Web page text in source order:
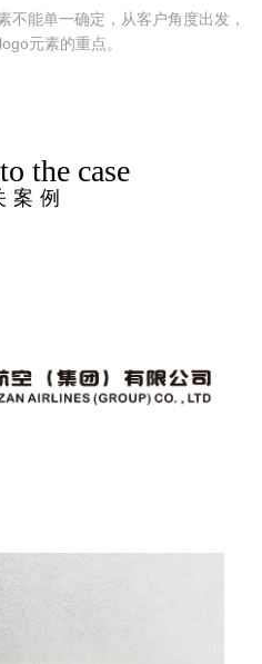
不能单一确定，从客户角度出发，
元素的重点。
the case
案例